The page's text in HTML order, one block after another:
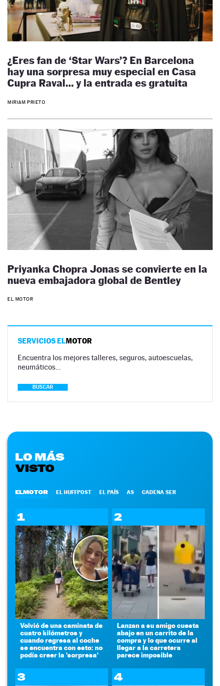
¿Eres fan de ‘Star Wars’? En Barcelona
hay una sorpresa muy especial en Casa
Cupra Raval… y la entrada es gratuita
MIRIAM PRIETO
Priyanka Chopra Jonas se convierte en la
nueva embajadora global de Bentley
EL MOTOR
SERVICIOS ELMOTOR
Encuentra los mejores talleres, seguros, autoescuelas,
neumáticos…
BUSCAR
LO MÁS
VISTO
ELMOTOR EL HUFFPOST EL PAÍS AS CADENA SER
1
Volvió de una caminata de
cuatro kilómetros y
cuando regresa al coche
se encuentra con esto: no
podía creer la 'sorpresa'
2
Lanzan a su amigo cuesta
abajo en un carrito de la
compra y lo que ocurre al
llegar a la carretera
parece imposible
3 4